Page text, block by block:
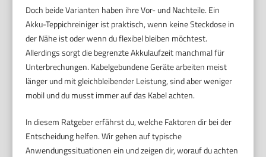
Doch beide Varianten haben ihre Vor- und Nachteile. Ein
Akku-Teppichreiniger ist praktisch, wenn keine Steckdose in
der Nähe ist oder wenn du flexibel bleiben möchtest.
Allerdings sorgt die begrenzte Akkulaufzeit manchmal für
Unterbrechungen. Kabelgebundene Geräte arbeiten meist
länger und mit gleichbleibender Leistung, sind aber weniger
mobil und du musst immer auf das Kabel achten.
In diesem Ratgeber erfährst du, welche Faktoren dir bei der
Entscheidung helfen. Wir gehen auf typische
Anwendungssituationen ein und zeigen dir, worauf du achten